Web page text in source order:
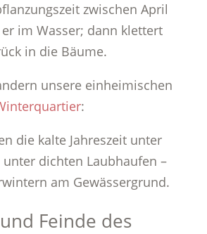
zwischen April
im Wasser; dann klettert
in die Bäume.
unsere einheimischen
:
die kalte Jahreszeit unter
dichten Laubhaufen –
am Gewässergrund.
Feinde des